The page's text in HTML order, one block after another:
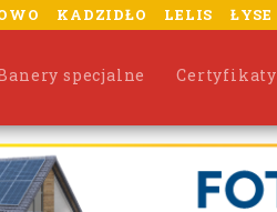
KADZIDŁO LELIS ŁYSE
specjalne Certyfikaty